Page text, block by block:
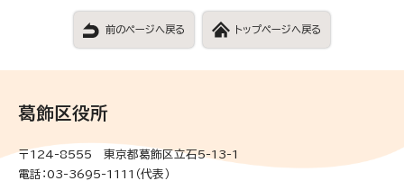
前のページへ戻る トップページへ戻る
葛飾区役所
〒124-8555 東京都葛飾区立石5-13-1
電話：03-3695-1111（代表）